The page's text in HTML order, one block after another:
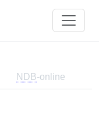
NDB-online